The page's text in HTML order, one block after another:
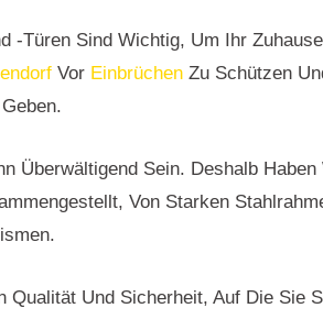
-türen Sind Wichtig, Um Ihr
Vor Einbrüchen Zu Schützen
Überwältigend Sein. Deshalb
Von Starken
Qualität Und Sicherheit, Auf Die Sie